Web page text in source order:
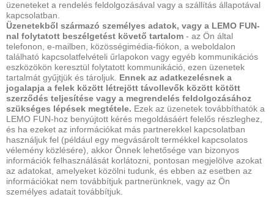
üzeneteket a rendelés feldolgozásával vagy a szállítás állapotával
kapcsolatban.
Üzenetekből származó személyes adatok, vagy a LEMO FUN-
nal folytatott beszélgetést követő tartalom - az Ön által
telefonon, e-mailben, közösségimédia-fiókon, a weboldalon
található kapcsolatfelvételi űrlapokon vagy egyéb kommunikációs
eszközökön keresztül folytatott kommunikáció, ezen üzenetek
tartalmát gyűjtjük és tároljuk. Ennek az adatkezelésnek a
jogalapja a felek között létrejött távollevők között kötött
szerződés teljesítése vagy a megrendelés feldolgozásához
szükséges lépések megtétele. Ezek az üzenetek továbbíthatók a
LEMO FUN-hoz benyújtott kérés megoldásáért felelős részleghez,
és ha ezeket az információkat más partnerekkel kapcsolatban
használjuk fel (például egy megvásárolt termékkel kapcsolatos
vélemény közlésére), akkor Önnek lehetősége van bizonyos
információk felhasználását korlátozni, pontosan megjelölve azokat
az adatokat, amelyeket közölni tudunk, és ebben az esetben az
információkat nem továbbítjuk partnerünknek, vagy az Ön
személyes adatait továbbítjuk.